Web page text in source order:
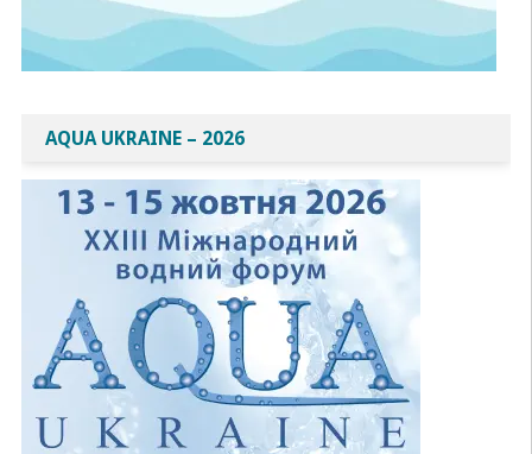
AQUA UKRAINE – 2026